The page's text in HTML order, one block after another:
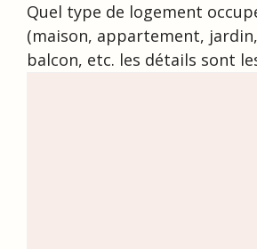
Quel type de logement
(maison, appartement,
balcon, etc. les détails sont